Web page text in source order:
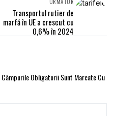
Transportul rutier de
marfă în UE a crescut cu
0,6% în 2024
Câmpurile Obligatorii Sunt Marcate Cu